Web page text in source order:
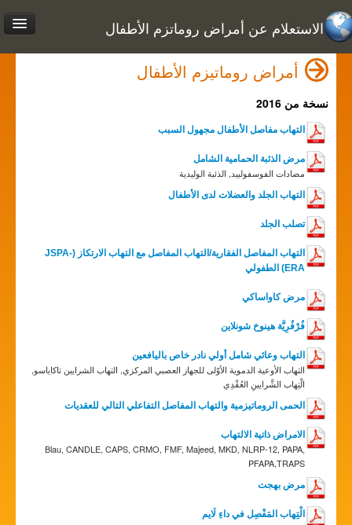
الاستعلام عن أمراض روماتزم الأطفال
أمراض روماتيزم الأطفال
نسخة من 2016
التهاب مفاصل الأطفال مجهول السبب
مرض الذئبة الحمامية الشامل
مضادات الفوسفولبيد, الذئبة الوليدية
التهاب الجلد والعضلات لدى الأطفال
تصلب الجلد
التهاب المفاصل الفقارية/التهاب المفاصل مع التهاب الارتكاز (JSPA-
ERA) الطفولي
مرض كاواساكي
فُرْفُرِيَّة هينوخ شونلاين
التهاب وعائي شامل أولي نادر خاص باليافعين
التهاب الأوعية الدموية الأوّلى للجهاز العصبي المركزي, التهاب الشرايين تاكاياسو,
الْتِهاب الشَّرايينِ العُقْدِي
الحمى الروماتيزمية والتهاب المفاصل التفاعلي التالي للعقديات
الامراض ذاتية الالتهاب
Blau, CANDLE, CAPS, CRMO, FMF, Majeed, MKD, NLRP-12, PAPA,
PFAPA,TRAPS
مرض بهجت
الْتِهاب المَفْصِل في داءِ لَايم